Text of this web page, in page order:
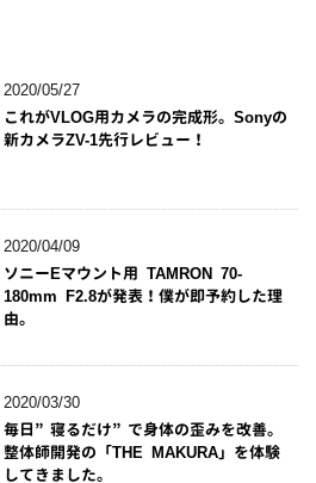
2020/05/27
これがVLOG用カメラの完成形。Sonyの
新カメラZV-1先行レビュー！
2020/04/09
ソニーEマウント用 TAMRON 70-
180mm F2.8が発表！僕が即予約した理
由。
2020/03/30
毎日”寝るだけ”で身体の歪みを改善。
整体師開発の「THE MAKURA」を体験
してきました。